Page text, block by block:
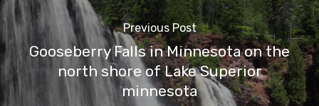
Previous Post
Gooseberry Falls in Minnesota on the
north shore of Lake Superior
minnesota